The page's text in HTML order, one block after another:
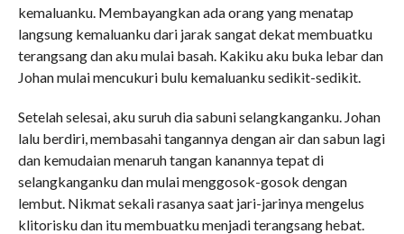
kemaluanku. Membayangkan ada orang yang menatap
langsung kemaluanku dari jarak sangat dekat membuatku
terangsang dan aku mulai basah. Kakiku aku buka lebar dan
Johan mulai mencukuri bulu kemaluanku sedikit-sedikit.
Setelah selesai, aku suruh dia sabuni selangkanganku. Johan
lalu berdiri, membasahi tangannya dengan air dan sabun lagi
dan kemudaian menaruh tangan kanannya tepat di
selangkanganku dan mulai menggosok-gosok dengan
lembut. Nikmat sekali rasanya saat jari-jarinya mengelus
klitorisku dan itu membuatku menjadi terangsang hebat.